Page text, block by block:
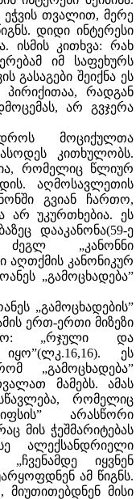
ეჭვის თვალით, მერე
დიდი ინტერესი
ისმის კითხვა: რახ
იმ საფეხურს
გასაგები შეიქნა ეს
რადგან
არ გვჯერა
დროს მოციქულთა
კითხულობს.
რომელიც წლიურ
აღმოსავლეთის
გვიან ჩართო,
არ უკურთხებია. ეს
დააკანონა(59-ე
ძეგლ „კანონნი
აღთქმის კანონიკურ
„გამოცხადება”
„გამოცხადების”
ერთ-ერთი მიზეზი
„რჯული და
იყო”(ლკ.16,16). ეს
„გამოცხადება”
მამებს. ამას
რომელიც
არასწორი
მის ჭეშმარიტებას
ალექსანდრიელი
„ჩვენამდე იყვნენ
ამ წიგნს.
მისი